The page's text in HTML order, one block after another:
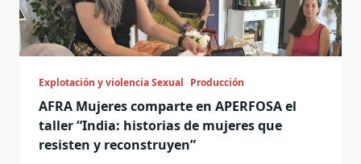
Explotación y violencia Sexual Producción
AFRA Mujeres comparte en APERFOSA el
taller “India: historias de mujeres que
resisten y reconstruyen”